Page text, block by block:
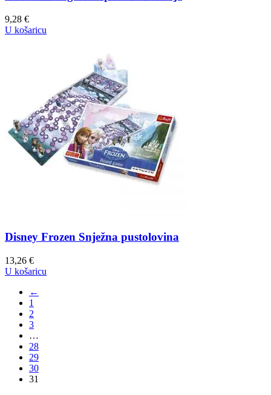
9,28 €
U košaricu
Disney Frozen Snježna pustolovina
13,26 €
U košaricu
←
1
2
3
…
28
29
30
31